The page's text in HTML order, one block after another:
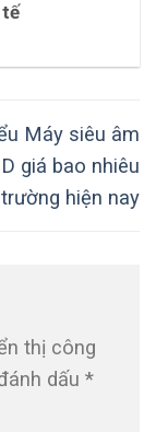
Máy siêu âm
giá bao nhiêu
hiện nay
thị công
dấu *